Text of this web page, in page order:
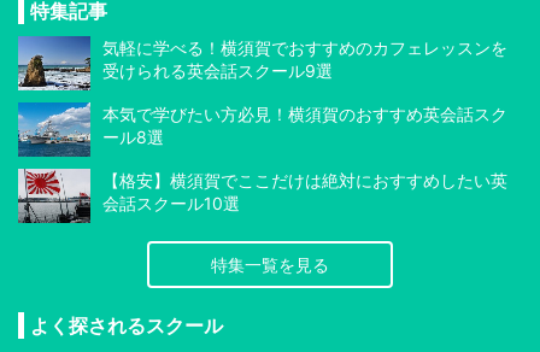
特集記事
気軽に学べる！横須賀でおすすめのカフェレッスンを
受けられる英会話スクール9選
本気で学びたい方必見！横須賀のおすすめ英会話スク
ール8選
【格安】横須賀でここだけは絶対におすすめしたい英
会話スクール10選
特集一覧を見る
よく探されるスクール